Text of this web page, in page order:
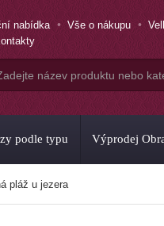
nabídka Vše o nákupu
podle typu Výprodej
pláž u jezera